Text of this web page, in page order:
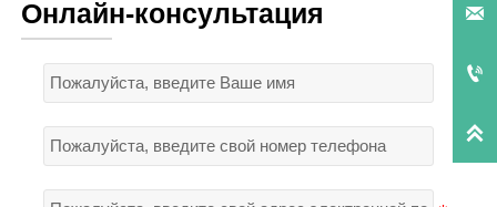
Онлайн-консультация 

